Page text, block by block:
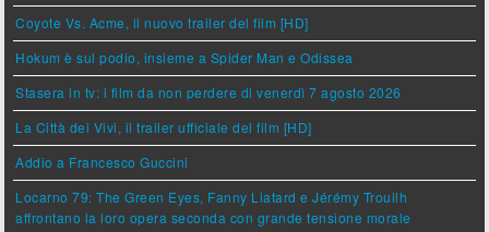
Coyote Vs. Acme, il nuovo trailer del film [HD]
Hokum è sul podio, insieme a Spider Man e Odissea
Stasera in tv: i film da non perdere di venerdì 7 agosto 2026
La Città dei Vivi, il trailer ufficiale del film [HD]
Addio a Francesco Guccini
Locarno 79: The Green Eyes, Fanny Liatard e Jérémy Trouilh
affrontano la loro opera seconda con grande tensione morale